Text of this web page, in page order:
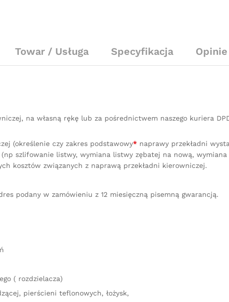
Towar / Usługa Specyfikacja
na własną rękę lub za pośrednictwem naszego kuriera
(określenie czy zakres podstawowy* naprawy przekładni
szlifowanie listwy, wymiana listwy zębatej na nową,
kosztów związanych z naprawą przekładni kierowniczej.
podany w zamówieniu z 12 miesięczną pisemną gwarancją.
( rozdzielacza)
pierścieni teflonowych, łożysk,